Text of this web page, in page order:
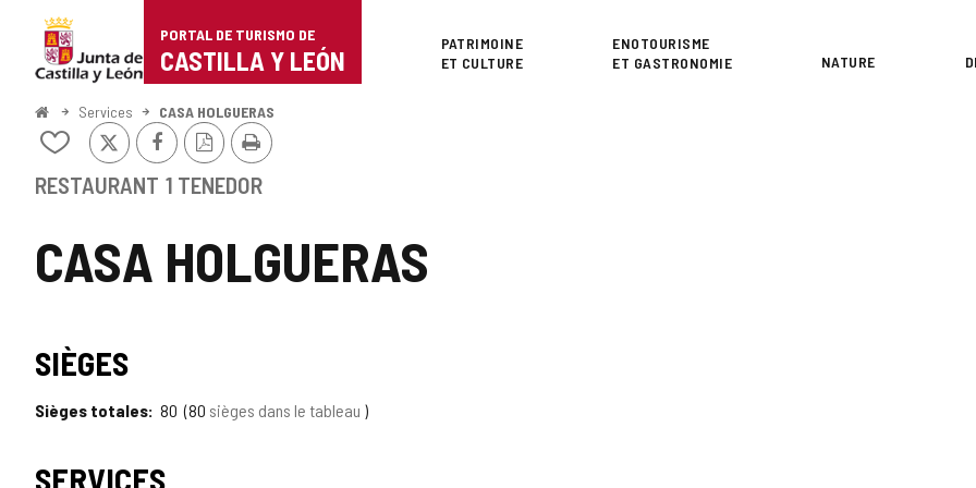
Portal
de
Turismo
Castilla
León
PORTAL DE TURISMO DE
CASTILLA Y LEÓN
Superior
PATRIMOINE
ET CULTURE
ENOTOURISME
ET GASTRONOMIE
NATURE
<
Accueil
Services CASA HOLGUERAS
CASA HOLGUERAS
Ajouter/retirer
contenu
X FacebookVersion
PDF
Imprimer
RESTAURANT 1 TENEDOR
SIÈGES
Sièges totales 80 80 sièges dans le tableau
SERVICES